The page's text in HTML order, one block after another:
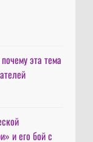
эта тема
и его бой с